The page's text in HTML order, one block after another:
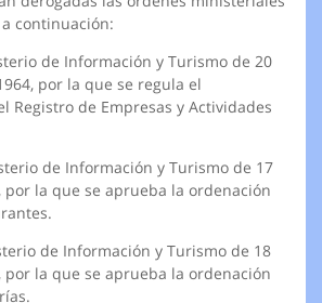
continuación:
de Información y Turismo de 20
por la que se regula el
Registro de Empresas y Actividades
de Información y Turismo de 17
por la que se aprueba la ordenación
de Información y Turismo de 18
por la que se aprueba la ordenación